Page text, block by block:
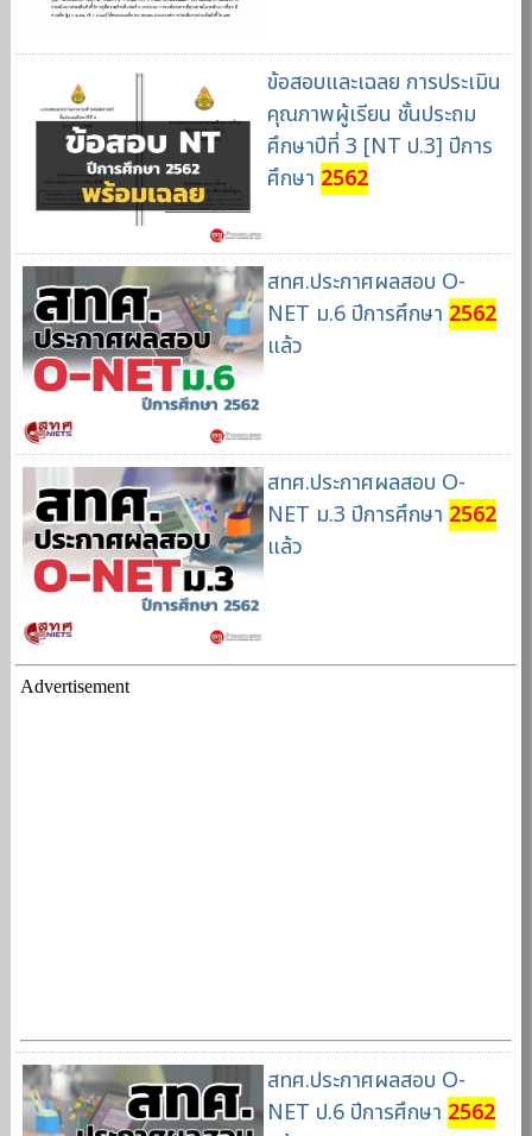
ข้อสอบและเฉลย การประเมิน
คุณภาพผู้เรียน ชั้นประถม
ศึกษาปีที่ 3 [NT ป.3] ปีการ
ศึกษา 2562
สทศ.ประกาศผลสอบ O-
NET ม.6 ปีการศึกษา 2562
แล้ว
สทศ.ประกาศผลสอบ O-
NET ม.3 ปีการศึกษา 2562
แล้ว
Advertisement
สทศ.ประกาศผลสอบ O-
NET ป.6 ปีการศึกษา 2562